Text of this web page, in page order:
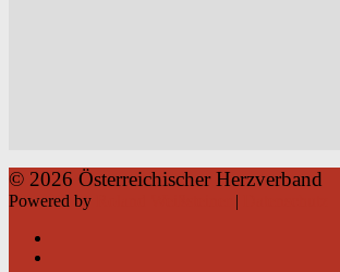
© 2026 Österreichischer Herzverband
Powered by |